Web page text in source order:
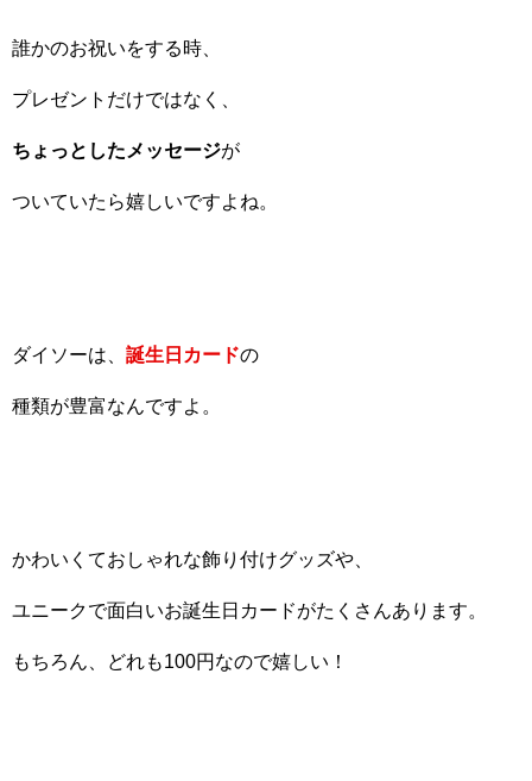
誰かのお祝いをする時、
プレゼントだけではなく、
ちょっとしたメッセージが
ついていたら嬉しいですよね。
ダイソーは、 誕生日カードの
種類が豊富なんですよ。
かわいくておしゃれな飾り付けグッズや、
ユニークで面白いお誕生日カードがたくさんあります。
もちろん、どれも100円なので嬉しい！